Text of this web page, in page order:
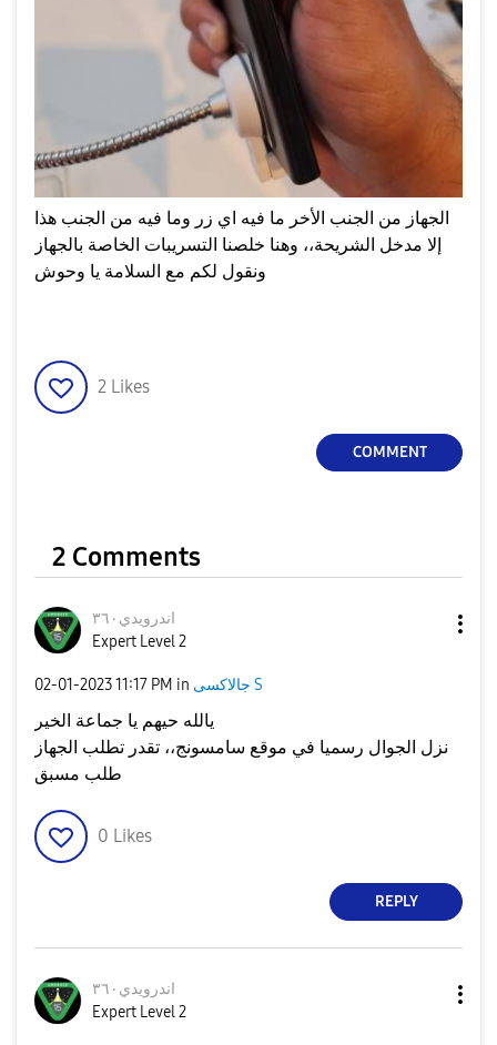
الجهاز من الجنب الأخر ما فيه اي زر وما فيه من الجنب هذا
إلا مدخل الشريحة،، وهنا خلصنا التسريبات الخاصة بالجهاز
2 Likes
COMMENT
2 Comments
اندرويدي٣٦٠
Expert Level 2
‎02-01-202311:17 PM in جالاكسى S
يالله حيهم يا جماعة الخير
نزل الجوال رسميا في موقع سامسونج،، تقدر تطلب الجهاز
طلب مسبق
0 Likes
REPLY
اندرويدي٣٦٠
Expert Level 2